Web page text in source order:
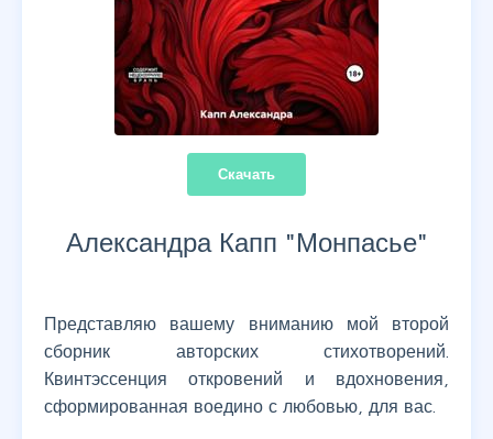
Скачать
Александра Капп "Монпасье"
Представляю вашему вниманию мой второй
сборник авторских стихотворений.
Квинтэссенция откровений и вдохновения,
сформированная воедино с любовью, для вас.